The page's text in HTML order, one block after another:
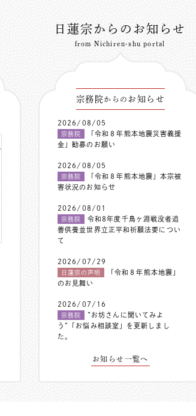
日蓮宗からのお知らせ
from Nichiren-shu portal
宗務院からの お知らせ
2026/08/05
宗務院
「令和８年熊本地震災害義援
金」勧募のお願い
2026/08/05
宗務院
「令和８年熊本地震」本宗被
害状況のお知らせ
2026/08/01
宗務院
令和8年度千鳥ヶ淵戦没者追
善供養並世界立正平和祈願法要につい
て
2026/07/29
日蓮宗の声明
「令和８年熊本地震」
のお見舞い
2026/07/16
宗務院
”お坊さんに聞いてみよ
う”「お悩み相談室」を更新しまし
た。
お知らせ一覧へ